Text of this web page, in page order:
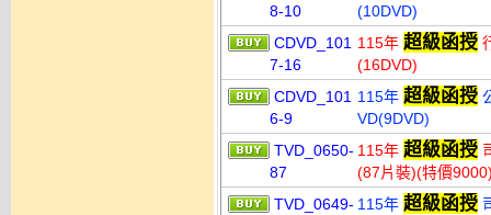
8-10
(10DVD)
CDVD_101
7-16
115年 超級函授
(16DVD)
CDVD_101
6-9
115年 超級函授
VD(9DVD)
TVD_0650-
87
115年 超級函授
(87片裝)(特價
TVD_0649- 115年 超級函授